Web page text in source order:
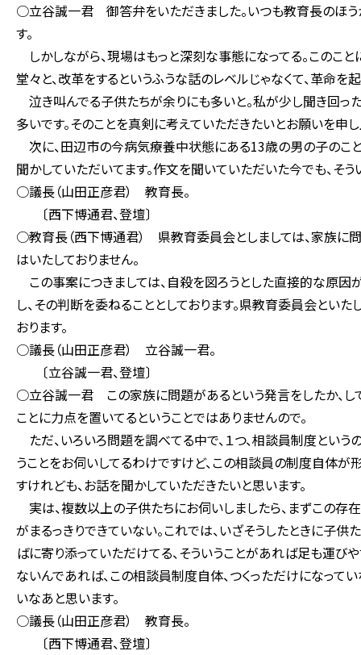
○立谷誠一君 御答弁をいただきました。いつも教育長のほう
す。
しかしながら、現場はもっと深刻な事態になってる。このこ
堂々と、改革をするというふうな話のレベルじゃなくて、革命
泣き叫んでる子供たちが余りにも多いと。私が少し聞き回っ
多いです。そのことを真剣に考えていただきたいとお願いを申
次に、田辺市の今病気療養中状態にある13歳の男の子のこ
聞かしていただいてます。作文を聞いていただいた今でも、そ
○議長（山田正彦君） 教育長。
〔西下博通君、登壇〕
○教育長（西下博通君） 県教育委員会としましては、家族に
はいたしておりません。
この事案につきましては、自殺を図ろうとした直接的な原
し、その判断を委ねることとしております。県教育委員会とい
おります。
○議長（山田正彦君） 立谷誠一君。
〔立谷誠一君、登壇〕
○立谷誠一君 この家族に問題があるという発言をしたか、し
ことに力点を置いてるということではありませんので。
ただ、いろいろ問題を調べてる中で、１つ、相談員制度とい
うことをお伺いしてるわけですけど、この相談員の制度自体が
すけれども、お話を聞かしていただきたいと思います。
実は、複数以上の子供たちにお伺いしましたら、まずこの存
がまるっきりできていない。これでは、いざそうしたときに子
ばに寄り添っていただけてる、そういうことがあれば足も運びや
ないんであれば、この相談員制度自体、つくっただけになって
いなあと思います。
○議長（山田正彦君） 教育長。
〔西下博通君、登壇〕